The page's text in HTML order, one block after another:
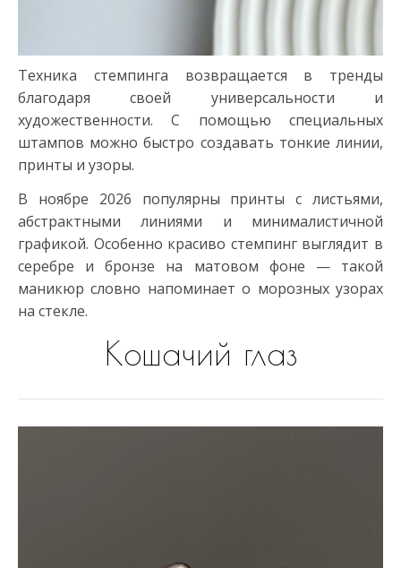
Техника стемпинга возвращается в тренды
благодаря своей универсальности и
художественности. С помощью специальных
штампов можно быстро создавать тонкие линии,
принты и узоры.
В ноябре 2026 популярны принты с листьями,
абстрактными линиями и минималистичной
графикой. Особенно красиво стемпинг выглядит в
серебре и бронзе на матовом фоне — такой
маникюр словно напоминает о морозных узорах
на стекле.
Кошачий глаз